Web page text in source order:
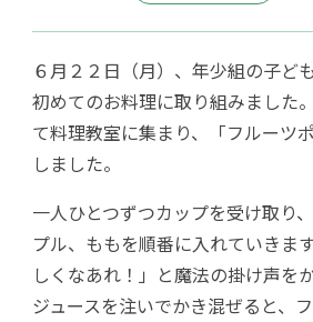
未就園児クラス
入園のご案内
アクセス
６月２２日（月）、年少組の子ど
初めてのお料理に取り組みました
て料理教室に集まり、「フルーツ
しました。
一人ひとつずつカップを受け取り
プル、ももを順番に入れていきま
しくなあれ！」と魔法の掛け声を
ジュースを注いでかき混ぜると、